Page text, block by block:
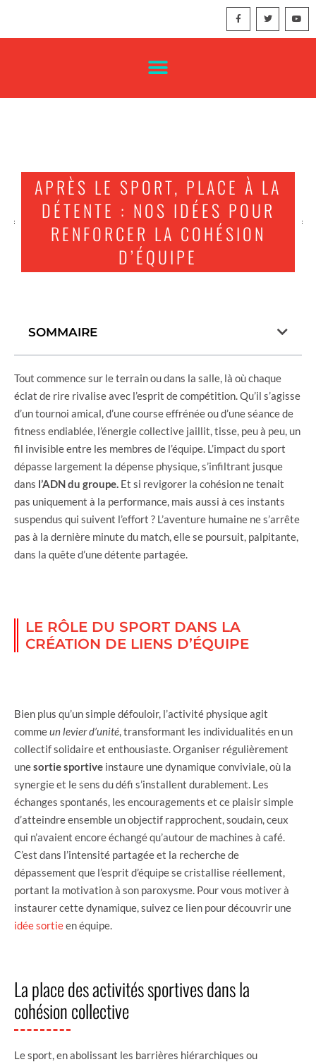
APRÈS LE SPORT, PLACE À LA
DÉTENTE : NOS IDÉES POUR
RENFORCER LA COHÉSION
D’ÉQUIPE
SOMMAIRE
Tout commence sur le terrain ou dans la salle, là où chaque
éclat de rire rivalise avec l’esprit de compétition. Qu’il s’agisse
d’un tournoi amical, d’une course effrénée ou d’une séance de
fitness endiablée, l’énergie collective jaillit, tisse, peu à peu, un
fil invisible entre les membres de l’équipe. L’impact du sport
dépasse largement la dépense physique, s’infiltrant jusque
dans l’ADN du groupe. Et si revigorer la cohésion ne tenait
pas uniquement à la performance, mais aussi à ces instants
suspendus qui suivent l’effort ? L’aventure humaine ne s’arrête
pas à la dernière minute du match, elle se poursuit, palpitante,
dans la quête d’une détente partagée.
LE RÔLE DU SPORT DANS LA
CRÉATION DE LIENS D’ÉQUIPE
Bien plus qu’un simple défouloir, l’activité physique agit
commeun levier d’unité , transformant les individualités en un
collectif solidaire et enthousiaste. Organiser régulièrement
unesortiesportive instaure une dynamique conviviale, où la
synergie et le sens du défi s’installent durablement. Les
échanges spontanés, les encouragements et ce plaisir simple
d’atteindre ensemble un objectif rapprochent, soudain, ceux
qui n’avaient encore échangé qu’autour de machines à café.
C’est dans l’intensité partagée et la recherche de
dépassement que l’esprit d’équipe se cristallise réellement,
portant la motivation à son paroxysme. Pour vous motiver à
instaurer cette dynamique, suivez ce lien pour découvrir une
idée sortieen équipe.
La place des activités sportives dans la
cohésion collective
Le sport, en abolissant les barrières hiérarchiques ou